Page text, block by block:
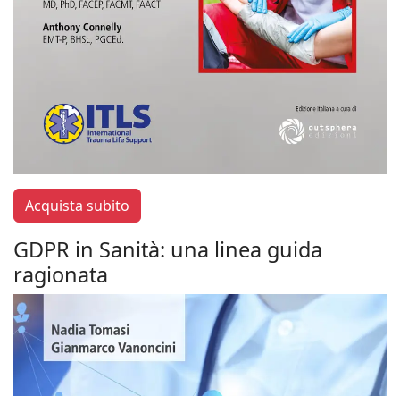
Acquista subito
GDPR in Sanità: una linea guida
ragionata